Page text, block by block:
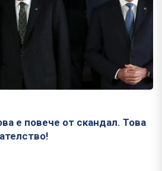
е повече от скандал. Това